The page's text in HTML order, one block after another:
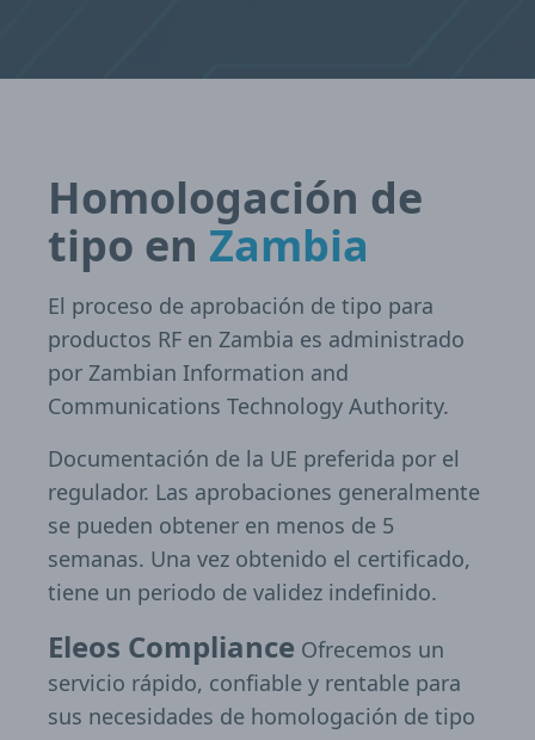
Homologación de
tipo en Zambia
El proceso de aprobación de tipo para
productos RF en Zambia es administrado
por Zambian Information and
Communications Technology Authority.
Documentación de la UE preferida por el
regulador. Las aprobaciones generalmente
se pueden obtener en menos de 5
semanas. Una vez obtenido el certificado,
tiene un periodo de validez indefinido.
Eleos Compliance Ofrecemos un
servicio rápido, confiable y rentable para
sus necesidades de homologación de tipo